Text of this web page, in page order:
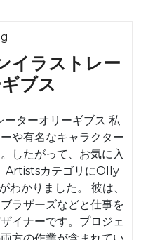
イラストレー
ブス
パ
イ
ア
マ
ガ
ジ
ーターオリーギブス 私
や有名なキャラクター
したがって、お気に入
ArtistsカテゴリにOlly
かりました。 彼は、
ラザーズなどと仕事を
イナーです。プロジェ